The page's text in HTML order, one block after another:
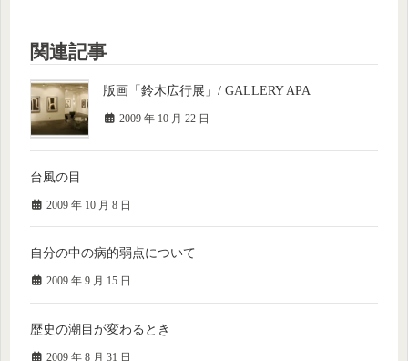
関連記事
版画「鈴木広行展」/ GALLERY APA
2009 年 10 月 22 日
台風の目
2009 年 10 月 8 日
自分の中の病的弱点について
2009 年 9 月 15 日
歴史の潮目が変わるとき
2009 年 8 月 31 日